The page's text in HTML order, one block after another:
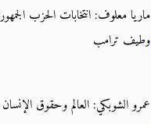
ماريا معلوف: انتخابات الحزب
وطيف ترامب
عمرو الشوبكي: العالم وحقوق الإنسان